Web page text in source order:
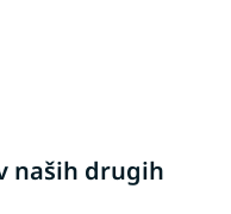
naših drugih